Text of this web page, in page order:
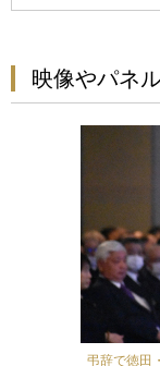
映像やパネ
弔辞で徳田